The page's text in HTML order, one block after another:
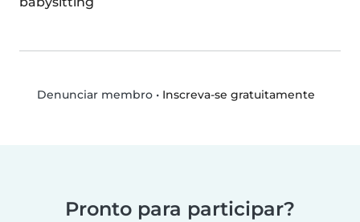
Denunciar membro• Inscreva-se gratuitamente
Pronto para participar?